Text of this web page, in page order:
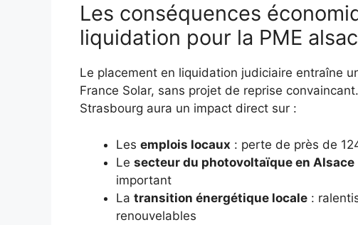
Les conséquences
liquidation pour la PME
Le placement en liquidation judiciaire entraîne
France Solar, sans projet de reprise
Strasbourg aura un impact direct sur :
Les emplois locaux : perte de près de
Le secteur du photovoltaïque en Alsace
important
La transition énergétique locale :
renouvelables